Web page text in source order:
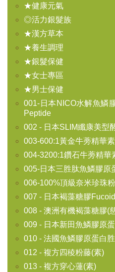
★健康元氣
◎活力銀髮族
★漢方草本
★養生調理
★銀髮保健
★女士專區
★男士保健
001-日本NICO水解魚鱗
Peptide
002 - 日本SLIM纖康美型
003-600:1黃金牛蒡精華
004-3200:1鑽石牛蒡精華
005-日本三胜肽魚鱗膠原
006-100%頂級奈米珍珠
007 - 日本褐藻糖膠
008 - 澳洲有機褐藻糖膠(
009 - 日本新田魚鱗膠原
010 - 法國魚鱗膠原蛋白
012 - 複方四稜粉藤(素)
013 - 複方穿心蓮(素)